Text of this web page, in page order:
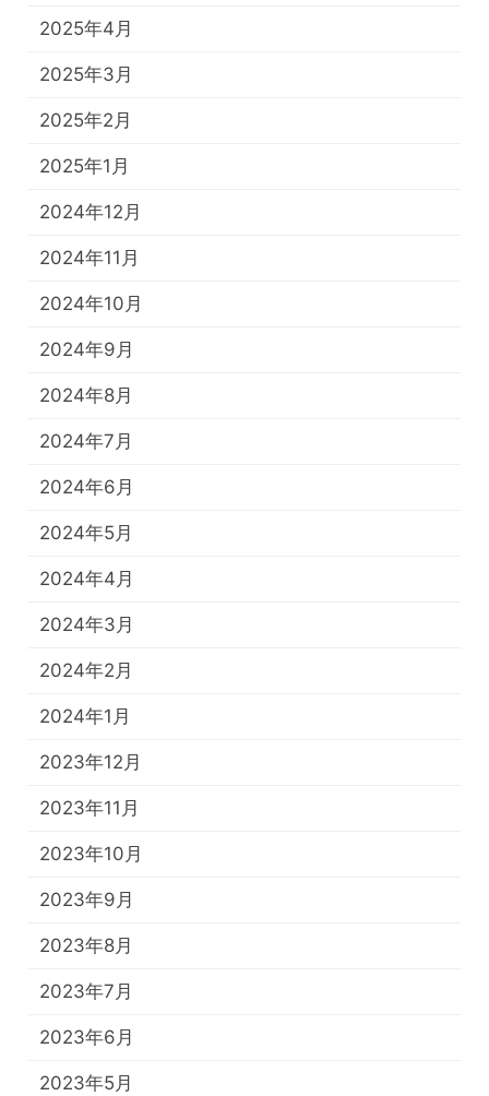
2025年4月
2025年3月
2025年2月
2025年1月
2024年12月
2024年11月
2024年10月
2024年9月
2024年8月
2024年7月
2024年6月
2024年5月
2024年4月
2024年3月
2024年2月
2024年1月
2023年12月
2023年11月
2023年10月
2023年9月
2023年8月
2023年7月
2023年6月
2023年5月